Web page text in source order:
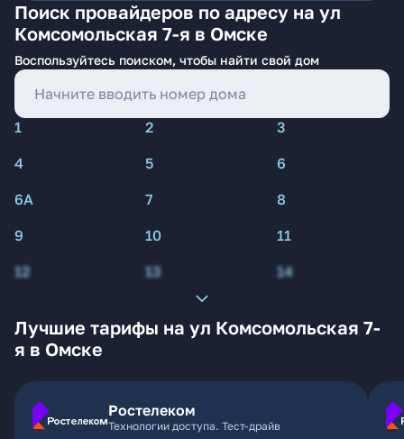
Поиск провайдеров по адресу на ул
Комсомольская 7-я в Омске
Воспользуйтесь поиском, чтобы найти свой дом
1 2
3
4
5
6
6А
7
8
9
10
11
12
13 14
Лучшие тарифы на ул Комсомольская 7-
я в Омске
Ростелеком
Технологии доступа. Тест-драйв